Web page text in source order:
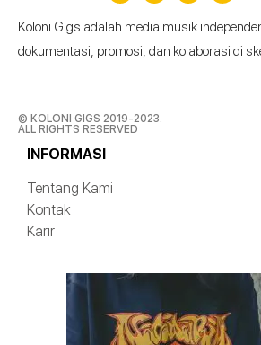
Koloni Gigs adalah media musik
dokumentasi, promosi, dan kolaborasi di
© KOLONI GIGS 2019-2023.
ALL RIGHTS RESERVED
INFORMASI
Tentang Kami
Kontak
Karir